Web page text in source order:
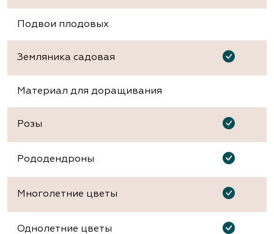
Подвои плодовых
Земляника садовая
Материал для доращивания
Розы
Рододендроны
Многолетние цветы
Однолетние цветы